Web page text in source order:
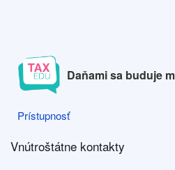
Daňami sa buduje
Prístupnosť
Prístupnosť
Vnútroštátne kontakty